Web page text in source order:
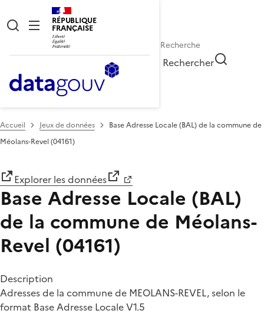
RÉPUBLIQUE
FRANÇAISE
Rechercher
Accueil Jeux de données
Base Adresse Locale (BAL) de la commune de
Méolans-Revel (04161)
Explorer les données
Base Adresse Locale (BAL)
de la commune de Méolans-
Revel (04161)
Description
Adresses de la commune de MEOLANS-REVEL, selon le
format Base Adresse Locale V1.5